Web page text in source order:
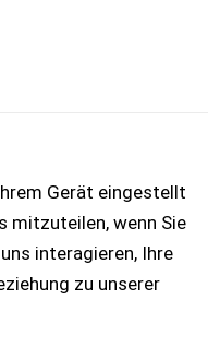
Gerät eingestellt
mitzuteilen, wenn Sie
interagieren, Ihre
zu unserer
Online-